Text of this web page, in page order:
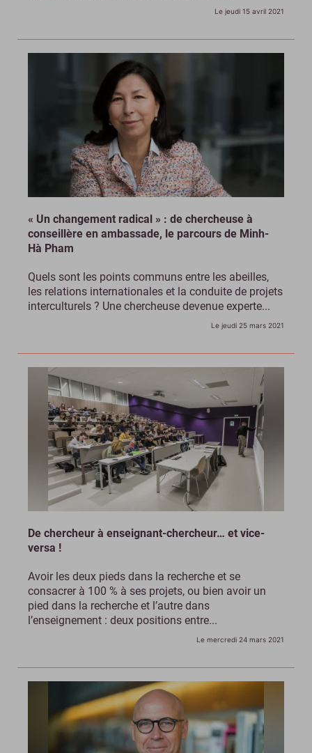
Le jeudi 15 avril 2021
« Un changement radical » : de chercheuse à
conseillère en ambassade, le parcours de Minh-
Hà Pham
Quels sont les points communs entre les abeilles,
les relations internationales et la conduite de projets
interculturels ? Une chercheuse devenue experte...
Le jeudi 25 mars 2021
De chercheur à enseignant-chercheur… et vice-
versa !
Avoir les deux pieds dans la recherche et se
consacrer à 100 % à ses projets, ou bien avoir un
pied dans la recherche et l’autre dans
l’enseignement : deux positions entre...
Le mercredi 24 mars 2021